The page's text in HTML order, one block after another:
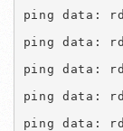
ping data:
ping data:
ping data:
ping data:
ping data: